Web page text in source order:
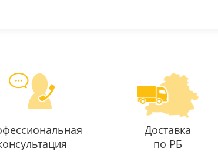
Доставка
по РБ